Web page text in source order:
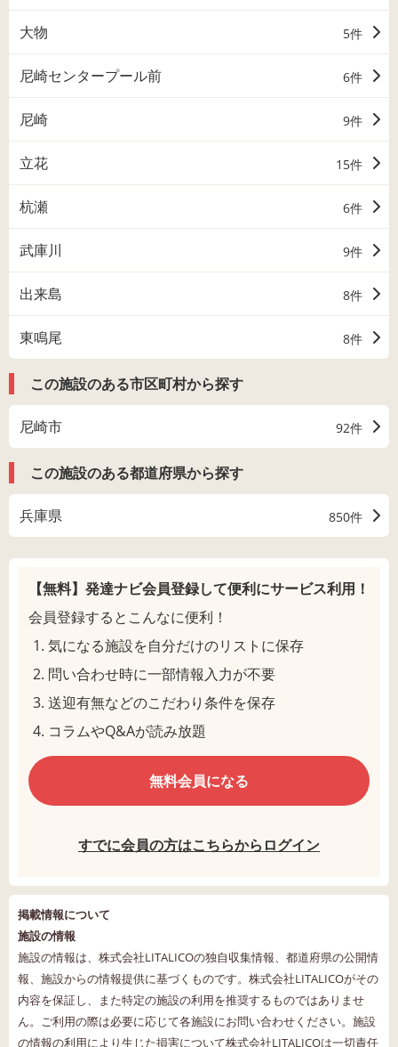
大物 5件
尼崎センタープール前 6件
尼崎 9件
立花 15件
杭瀬 6件
武庫川 9件
出来島 8件
東鳴尾 8件
この施設のある市区町村から探す
尼崎市 92件
この施設のある都道府県から探す
兵庫県 850件
【無料】発達ナビ会員登録して便利にサービス利用！
会員登録するとこんなに便利！
気になる施設を自分だけのリストに保存
問い合わせ時に一部情報入力が不要
送迎有無などのこだわり条件を保存
コラムやQ&Aが読み放題
無料会員になる
すでに会員の方はこちらからログイン
掲載情報について
施設の情報
施設の情報は、株式会社LITALICOの独自収集情報、都道府県の公開情
報、施設からの情報提供に基づくものです。株式会社LITALICOがその
内容を保証し、また特定の施設の利用を推奨するものではありませ
ん。ご利用の際は必要に応じて各施設にお問い合わせください。施設
の情報の利用により生じた損害について株式会社LITALICOは一切責任